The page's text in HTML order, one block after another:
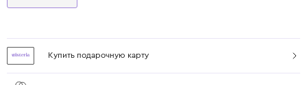
Купить подарочную карту